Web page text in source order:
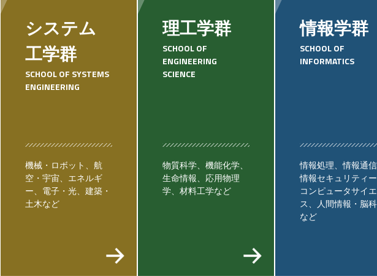
システム
工学群
SCHOOL OF SYSTEMS
ENGINEERING
機械・ロボット、航
空・宇宙、エネルギ
ー、電子・光、建築・
土木など
理工学群
SCHOOL OF
ENGINEERING
SCIENCE
物質科学、機能化学、
生命情報、応用物理
学、材料工学など
情報学群
SCHOOL OF
INFORMATICS
情報処理、情報通信
情報セキュリティー
コンピュータサイ
ス、人間情報・脳
など